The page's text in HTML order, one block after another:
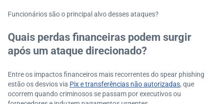
Funcionários são o principal alvo desses ataques?
Quais perdas financeiras podem surgir
após um ataque direcionado?
Entre os impactos financeiros mais recorrentes do spear phishing
estão os desvios via Pix e transferências não autorizadas, que
ocorrem quando criminosos se passam por executivos ou